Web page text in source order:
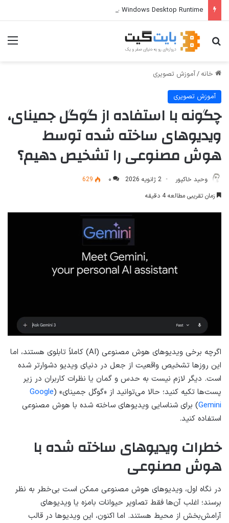
Windows Desktop Runtime چیست و چه کاربردی دارد؟
جستجو برای
خانه /آموزش تصویری
آموزش تصویری
چگونه با استفاده از گوگل جمینای،
ویدیوهای ساخته شده توسط
هوش مصنوعی را تشخیص دهیم؟
وحید خاکپور 2 ژانویه 2026 ۰
629
زمان تقریبی مطالعه 4 دقیقه
اگرچه برخی ویدیوهای هوش مصنوعی (AI) کاملاً تابلوی هستند، اما
این روزها تشخیص واقعیت از جعل در دنیای ویدیو دشوارتر شده
است. دیگر لازم نیست به حدس و گمان یا نظرات کاربران در زیر
پست‌ها تکیه کنید؛ حالا می‌توانید از «گوگل جمینای» (Google
Gemini) برای شناسایی ویدیوهای ساخته شده با هوش مصنوعی
استفاده کنید.
خطرات ویدیوهای ساخته شده با
هوش مصنوعی
در نگاه اول، ویدیوهای هوش مصنوعی ممکن است بی‌خطر به نظر
برسند؛ اغلب آن‌ها فقط تصاویر حیوانات بامزه یا ویدیوهای
آرامش‌بخش از محیط هستند. اما اکنون، این ویدیوها در قالب